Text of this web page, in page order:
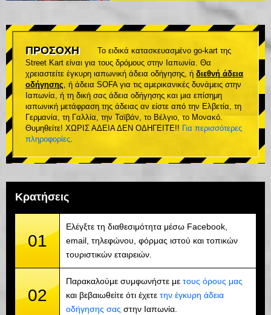
ΠΡΟΣΟΧΗ
Το ειδικά κατασκευασμένο go-kart της
Street Kart είναι για τους δρόμους στην Ιαπωνία. Θα
χρειαστείτε έγκυρη ιαπωνική άδεια οδήγησης, ή διεθνή άδεια
οδήγησης, ή άδεια SOFA για τις αμερικανικές δυνάμεις στην
Ιαπωνία, ή τη δική σας άδεια οδήγησης και μια επίσημη
ιαπωνική μετάφραση της άδειας αν είστε από την Ελβετία, τη
Γερμανία, τη Γαλλία, την Ταϊβάν, το Βέλγιο, το Μονακό.
Θυμηθείτε! ΧΩΡΙΣ ΑΔΕΙΑ ΔΕΝ ΟΔΗΓΕΙΤΕ!! Για περισσότερες
πληροφορίες.
Κρατήσεις
01
Ελέγξτε τη διαθεσιμότητα μέσω Facebook,
email, τηλεφώνου, φόρμας ιστού και τοπικών
τουριστικών εταιρειών.
02
Παρακαλούμε συμφωνήστε με τους όρους μας
και βεβαιωθείτε ότι έχετε την έγκυρη άδεια
οδήγησης σας στην Ιαπωνία.